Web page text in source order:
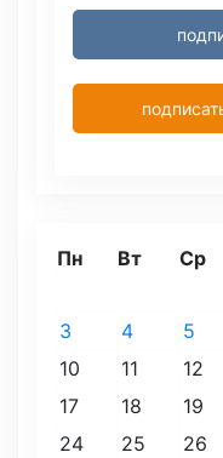
Пн Вт Ср
3
4 5
10
11 12
17
18 19
24
25 26